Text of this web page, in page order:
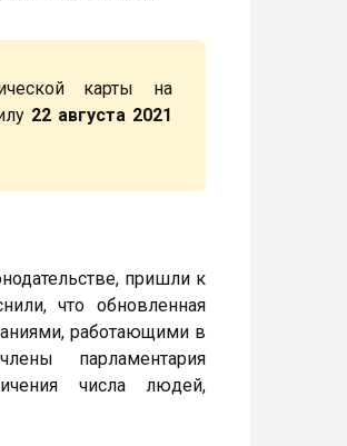
карты на
22 августа 2021
пришли к
что обновленная
работающими в
парламентария
числа людей,